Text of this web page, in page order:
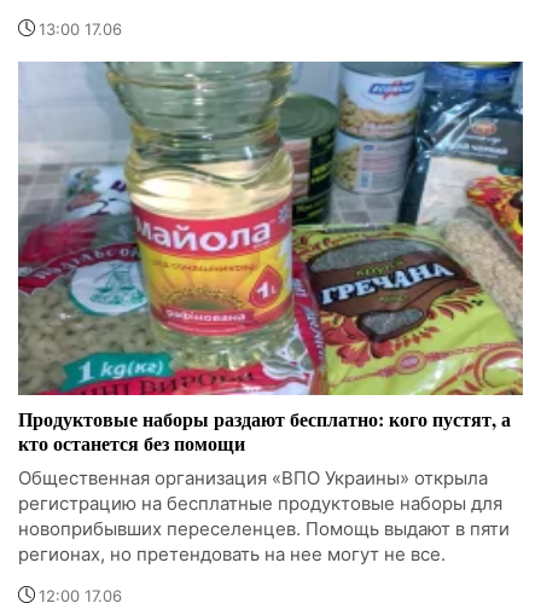
13:00 17.06
Продуктовые наборы раздают бесплатно: кого пустят, а
кто останется без помощи
Общественная организация «ВПО Украины» открыла
регистрацию на бесплатные продуктовые наборы для
новоприбывших переселенцев. Помощь выдают в пяти
регионах, но претендовать на нее могут не все.
12:00 17.06